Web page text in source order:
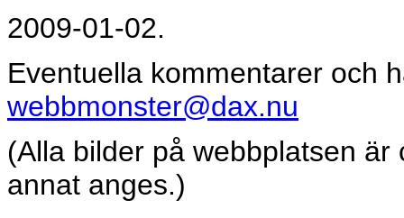
2009-01-02.
Eventuella kommentarer och
webbmonster@dax.nu
(Alla bilder på webbplatsen
annat anges.)